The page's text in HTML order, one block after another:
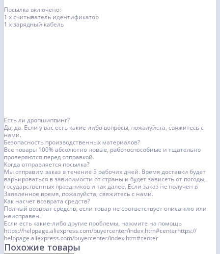
Посылка включено:
1 х считыватель идентификатор
1 х зарядный кабель
Есть ли дропшиппинг?
Да, да. Если у вас есть какие-либо вопросы, пожалуйста, свяжитесь с
нами.
Безопасность производственных материалов?
Все товары 100% абсолютно новые, работоспособные и тщательно
проверяются перед отправкой.
Когда отправляется посылка?
Мы отправим заказ в течение 5 рабочих дней. Время доставки будет
варьироваться в зависимости от страны и будет зависеть от погоды,
государственных праздников и так далее. Если заказ не получен в
Заявленное время, пожалуйста, свяжитесь с нами.
Как насчет возврата средств?
Полный возврат средств, если товар не соответствует описанию или
неисправен.
Если есть какие-либо другие проблемы, нажмите на помощь
https://helppage.aliexpress.com/buyercenter/index.htm#centerhttps://
helppage.aliexpress.com/buyercenter/index.htm#center
Похожие товары